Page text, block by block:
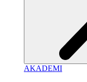
AKADEMI